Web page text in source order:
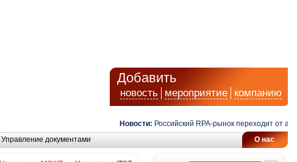
Добавить
новость мероприятие компанию
Новости: Российский RPA-рынок переходит от
О нас
Управление документами